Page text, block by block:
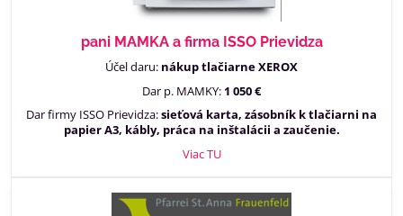
pani MAMKA a firma ISSO Prievidza
Účel daru: nákup tlačiarne XEROX
Dar p. MAMKY: 1 050 €
Dar firmy ISSO Prievidza:sieťová karta, zásobník k tlačiarni na
papier A3, kábly, práca na inštalácii a zaučenie.
Viac TU